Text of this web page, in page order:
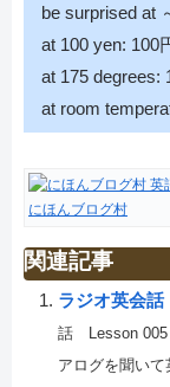
be surprised at
at 100 yen: 100
at 175 degrees:
at room
にほんブログ村
関連記事
ラジオ英会
話 Lesson 005
アログを聞い